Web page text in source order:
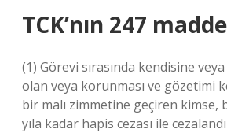
TCK’nın 247
(1) Görevi sırasında kendisine
olan veya korunması ve gözetimi
bir malı zimmetine geçiren kimse,
yıla kadar hapis cezası ile